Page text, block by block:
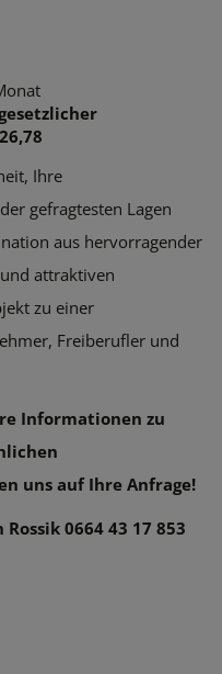
Ihre
gefragtesten Lagen
aus hervorragender
attraktiven
zu einer
Freiberufler und
Informationen zu
uns auf Ihre Anfrage!
0664 43 17 853